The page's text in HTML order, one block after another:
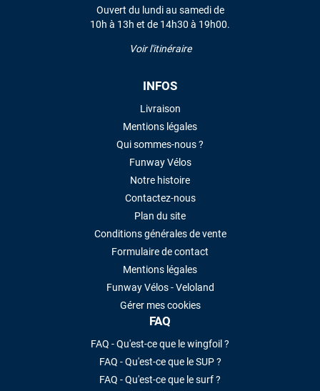
Ouvert du lundi au samedi de
10h à 13h et de 14h30 à 19h00.
Voir l'itinéraire
INFOS
Livraison
Mentions légales
Qui sommes-nous ?
Funway Vélos
Notre histoire
Contactez-nous
Plan du site
Conditions générales de vente
Formulaire de contact
Mentions légales
Funway Vélos - Veloland
Gérer mes cookies
FAQ
FAQ - Qu'est-ce que le wingfoil ?
FAQ - Qu'est-ce que le SUP ?
FAQ - Qu'est-ce que le surf ?